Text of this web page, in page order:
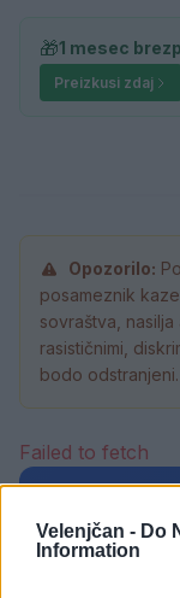
Velenjčan - Do
Information
🎁1 mesec
Preizkusi zdaj
Opozorilo:
posameznik
sovraštva, nasilja
rasističnimi,
bodo odstranjeni.
Failed to fetch
AVG Pesem